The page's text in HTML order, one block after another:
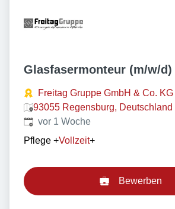
Glasfasermonteur (m/w/d)
Freitag Gruppe GmbH & Co. KG
93055 Regensburg, Deutschland
Veröffentlicht:
vor 1 Woche
Pflege +Vollzeit+
Bewerben